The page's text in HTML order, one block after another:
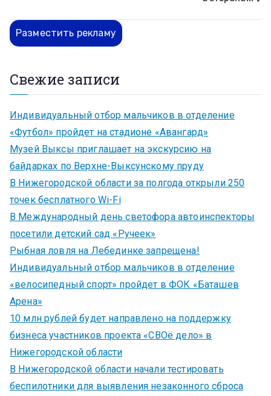
Разместить рекламу
Свежие записи
Индивидуальный отбор мальчиков в отделение
«Футбол» пройдет на стадионе «Авангард»
Музей Выксы приглашает на экскурсию на
байдарках по Верхне-Выксунскому пруду
В Нижегородской области за полгода открыли 250
точек бесплатного Wi-Fi
В Международный день светофора автоинспекторы
посетили детский сад «Ручеек»
Рыбная ловля на Лебединке запрещена!
Индивидуальный отбор мальчиков в отделение
«велосипедный спорт» пройдет в ФОК «Баташев
Арена»
10 млн рублей будет направлено на поддержку
бизнеса участников проекта «СВОё дело» в
Нижегородской области
В Нижегородской области начали тестировать
беспилотники для выявления незаконного сброса